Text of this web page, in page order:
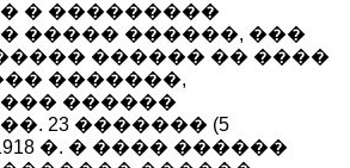
� ���������
����� ������, ���
������ �� ����
�������,
������
23 ������� (5
�. � ���� ������